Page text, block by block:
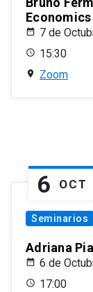
Economics
7 de
15:30
Zoom
6 OCT
Seminarios
Adriana
6 de
17:00